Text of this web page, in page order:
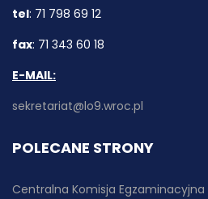
tel: 71 798 69 12
fax: 71 343 60 18
E-MAIL:
sekretariat@lo9.wroc.pl
POLECANE STRONY
Centralna Komisja Egzaminacyjna